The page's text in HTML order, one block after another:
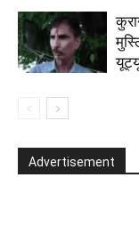
Advertisement